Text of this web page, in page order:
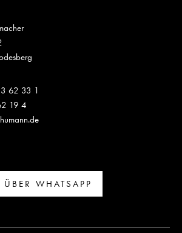
62 33 1
19 4
WHATSAPP